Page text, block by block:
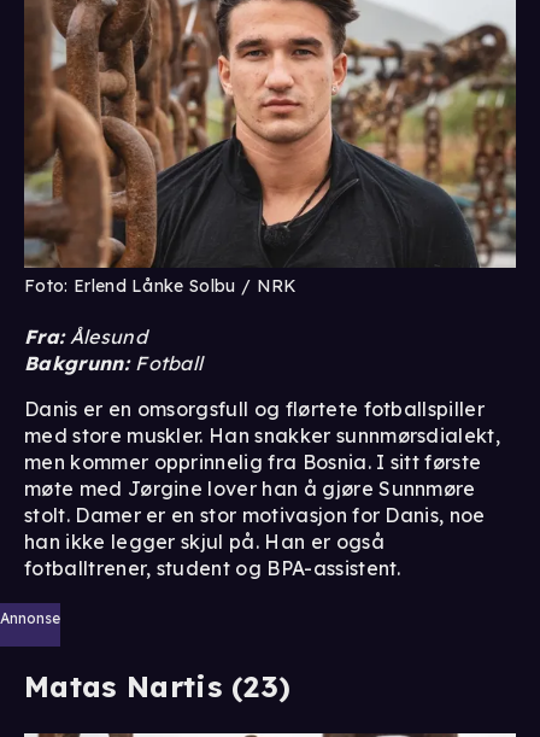
Foto: Erlend Lånke Solbu / NRK
Fra:Ålesund
Bakgrunn: Fotball
Danis er en omsorgsfull og flørtete fotballspiller
med store muskler. Han snakker sunnmørsdialekt,
men kommer opprinnelig fra Bosnia. I sitt første
møte med Jørgine lover han å gjøre Sunnmøre
stolt. Damer er en stor motivasjon for Danis, noe
han ikke legger skjul på. Han er også
fotballtrener, student og BPA-assistent.
Annonse
Matas Nartis (23)